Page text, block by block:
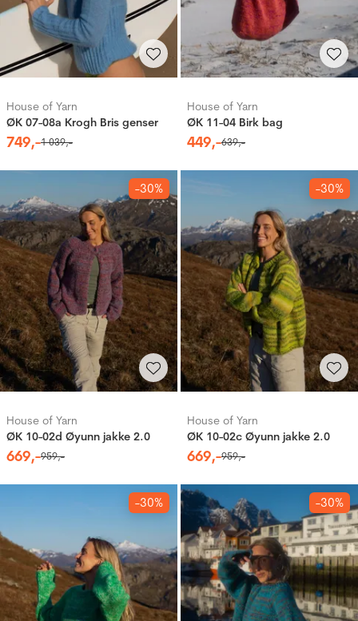
House of Yarn
ØK 07-08a Krogh Bris genser
749,-1 039,-
House of Yarn
ØK 11-04 Birk bag
449,-639,-
-30%
House of Yarn
ØK 10-02d Øyunn jakke 2.0
669,-959,-
-30%
House of Yarn
ØK 10-02c Øyunn jakke 2.0
669,-959,-
-30% -30%